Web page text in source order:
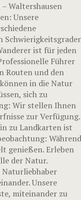
Waltershausen
Unsere
ist für jeden
Führer
Routen und den
in die Natur
sich zu
Wir stellen Ihnen
zur Verfügung.
zu Landkarten ist
Während
genießen. Erleben
der Natur.
Naturliebhaber
Unsere
miteinander zu